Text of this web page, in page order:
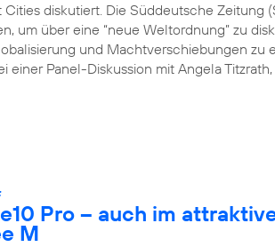
diskutiert. Die Süddeutsche Zeitung
um über eine “neue Weltordnung” zu
und Machtverschiebungen zu
einer Panel-Diskussion mit Angela Titzrath,
Pro – auch im
M